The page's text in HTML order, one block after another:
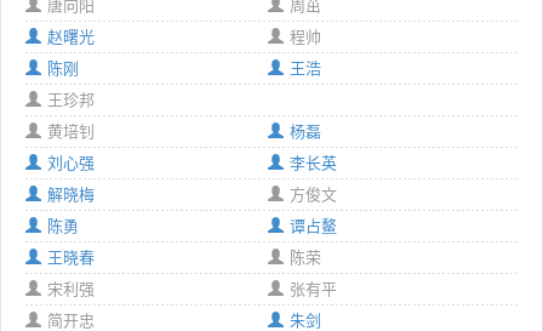
唐向阳
周茁
赵曙光
程帅
陈刚
王浩
王珍邦
黄培钊
杨磊
刘心强
李长英
解晓梅
方俊文
陈勇
谭占鳌
王晓春
陈荣
宋利强
张有平
简开忠
朱剑